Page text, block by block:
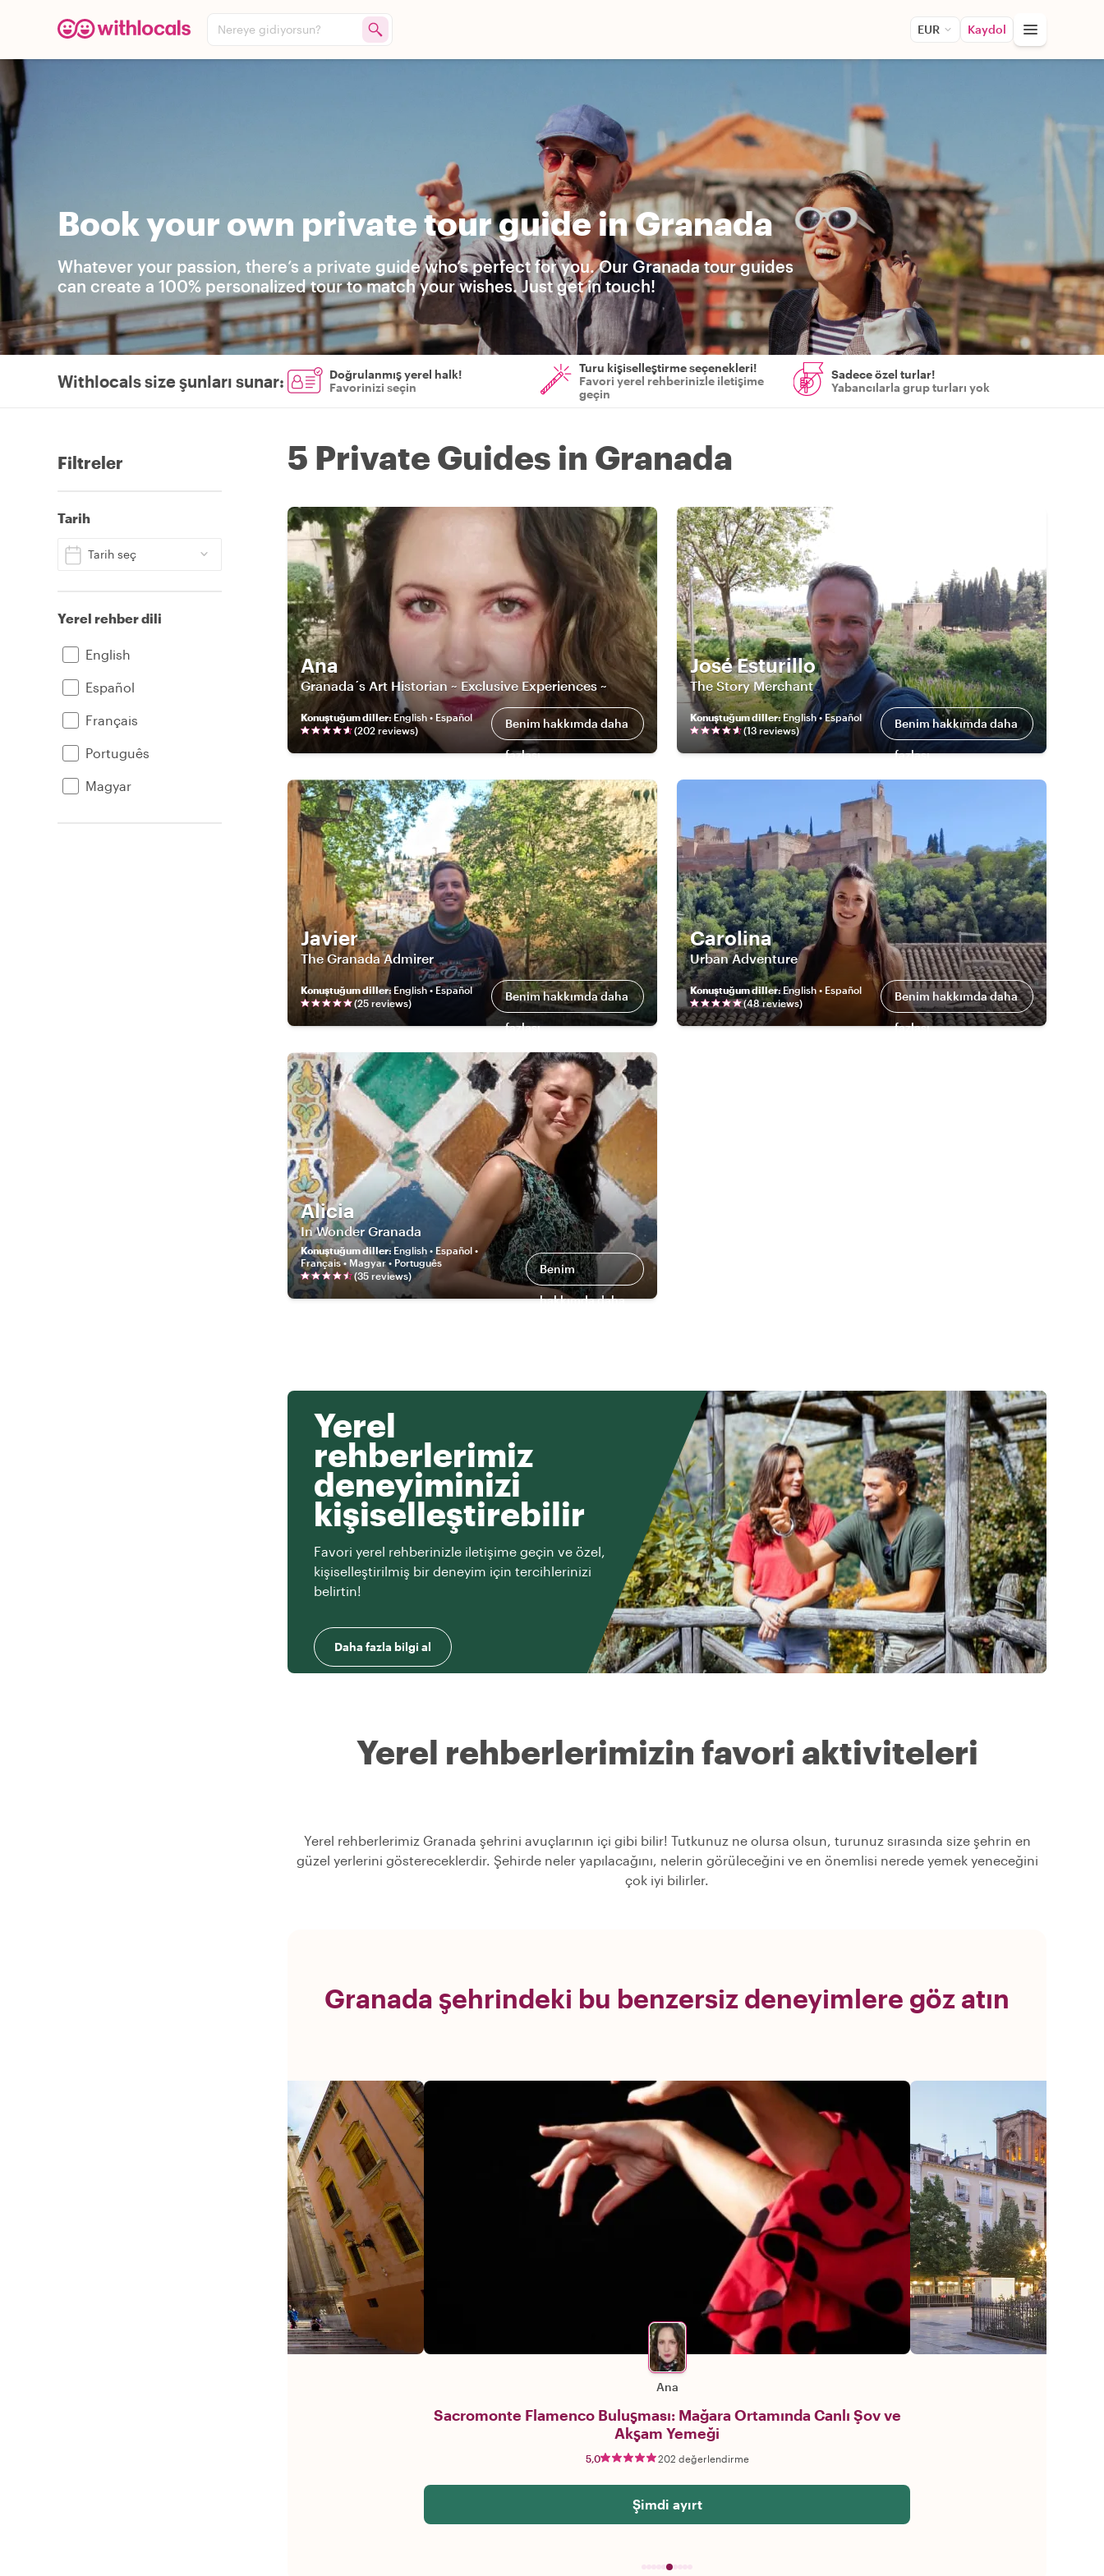
Nereye gidiyorsun? EUR Kaydol
Book your own private tour guide in Granada
Whatever your passion, there’s a private guide who’s perfect for you. Our Granada tour guides
can create a 100% personalized tour to match your wishes. Just get in touch!
Withlocals size şunları sunar:
Doğrulanmış yerel halk!
Favorinizi seçin
Turu kişiselleştirme seçenekleri!
Favori yerel rehberinizle iletişime
geçin
Sadece özel turlar!
Yabancılarla grup turları yok
Filtreler
Tarih
Tarih seç
Yerel rehber dili
English
Español
Français
Português
Magyar
5 Private Guides in Granada
Ana
Granada´s Art Historian ~ Exclusive Experiences ~
Konuştuğum diller: English • Español
(202 reviews) Benim hakkımda daha
fazlası
José Esturillo
The Story Merchant
Konuştuğum diller:English • Español
(13 reviews) Benim hakkımda daha
fazlası
Javier
The Granada Admirer
Konuştuğum diller:English • Español
(25 reviews) Benim hakkımda daha
fazlası
Carolina
Urban Adventure
Konuştuğum diller: English • Español
(48reviews) Benim hakkımda daha
fazlası
Alicia
In Wonder Granada
Konuştuğum diller: English • Español •
Français • Magyar • Português
(35 reviews) Benim
hakkımda daha
Yerel
rehberlerimiz
deneyiminizi
kişiselleştirebilir
Favori yerel rehberinizle iletişime geçin ve özel,
kişiselleştirilmiş bir deneyim için tercihlerinizi
belirtin!
Daha fazla bilgi al
Yerel rehberlerimizin favori aktiviteleri
Yerel rehberlerimiz Granada şehrini avuçlarının içi gibi bilir! Tutkunuz ne olursa olsun, turunuz sırasında size şehrin en
güzel yerlerini göstereceklerdir. Şehirde neler yapılacağını, nelerin görüleceğini ve en önemlisi nerede yemek yeneceğini
çok iyi bilirler.
Granada şehrindeki bu benzersiz deneyimlere göz atın
Ana
Sacromonte Flamenco Buluşması: Mağara Ortamında Canlı Şov ve
Akşam Yemeği
5,0 202 değerlendirme
Şimdi ayırt